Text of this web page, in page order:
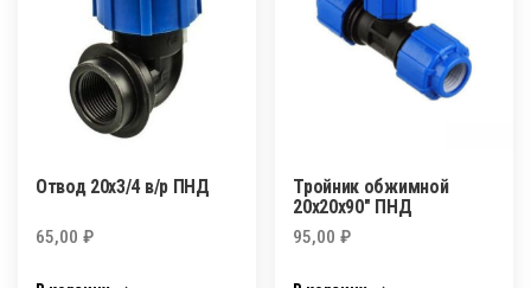
Отвод 20х3/4 в/р ПНД
65,00 ₽
Тройник обжимной
20х20х90″ ПНД
95,00₽